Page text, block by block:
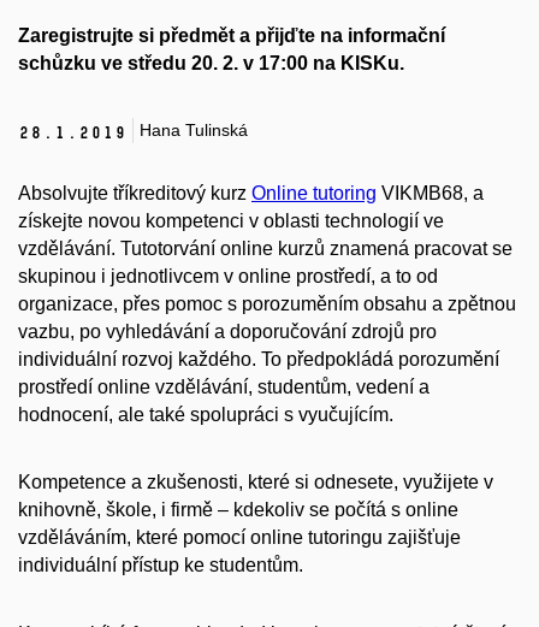
Zaregistrujte si předmět a přijďte na informační
schůzku ve středu 20. 2. v 17:00 na KISKu.
28. 1. 2019 Hana Tulinská
Absolvujte tříkreditový kurz Online tutoring VIKMB68, a
získejte novou kompetenci v oblasti technologií ve
vzdělávání. Tutotorvání online kurzů znamená pracovat se
skupinou i jednotlivcem v online prostředí, a to od
organizace, přes pomoc s porozuměním obsahu a zpětnou
vazbu, po vyhledávání a doporučování zdrojů pro
individuální rozvoj každého. To předpokládá porozumění
prostředí online vzdělávání, studentům, vedení a
hodnocení, ale také spolupráci s vyučujícím.
Kompetence a zkušenosti, které si odnesete, využijete v
knihovně, škole, i firmě – kdekoliv se počítá s online
vzděláváním, které pomocí online tutoringu zajišťuje
individuální přístup ke studentům.